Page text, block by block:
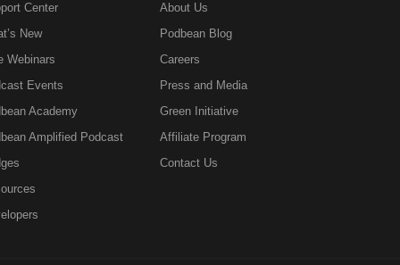
Center
New
Webinars
Events
Academy
Amplified Podcast
About Us
Podbean Blog
Careers
Press and Media
Green Initiative
Affiliate Program
Contact Us